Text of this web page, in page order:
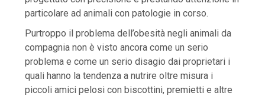
particolare ad animali con patologie in corso.
Purtroppo il problema dell’obesità negli animali da
compagnia non è visto ancora come un serio
problema e come un serio disagio dai proprietari i
quali hanno la tendenza a nutrire oltre misura i
piccoli amici pelosi con biscottini, premietti e altre